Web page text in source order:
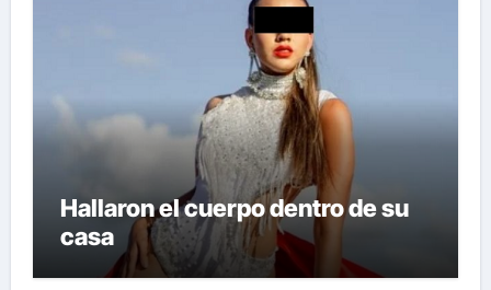
Hallaron el cuerpo dentro de su
casa